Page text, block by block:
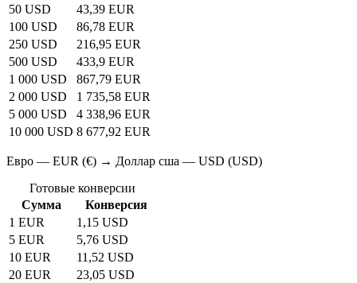
50 USD
43,39 EUR
100 USD
86,78 EUR
250 USD
216,95 EUR
500 USD
433,9 EUR
1 000 USD
867,79 EUR
2 000 USD
1 735,58 EUR
5 000 USD
4 338,96 EUR
10 000 USD 8 677,92 EUR
Евро — EUR (€) → Доллар сша — USD (USD)
Готовые конверсии
Сумма
Конверсия
1 EUR
1,15 USD
5 EUR
5,76 USD
10 EUR
11,52 USD
20 EUR
23,05 USD